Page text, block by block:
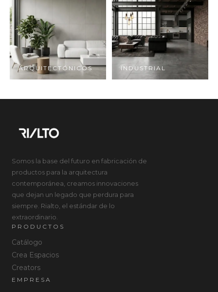
ARQUITECTÓNICOS INDUSTRIAL
Somos la base del futuro en fabricación de
productos para la arquitectura
contemporánea, creamos innovaciones
que dejan un legado que perdura para
siempre. Rialto, el estándar de lo
extraordinario.
PRODUCTOS
Catálogo
Crea Espacios
Creators
EMPRESA